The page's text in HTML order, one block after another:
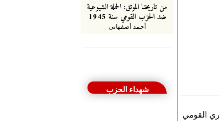
من تاريخنا الموثق: الحملة الشيوعية
ضد الحزب القومي سنة 1945
أحمد أصفهاني
شهداء الحزب
القومي